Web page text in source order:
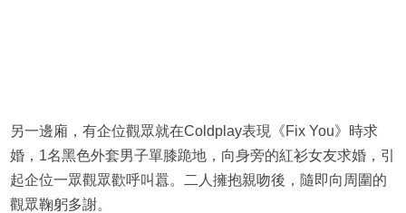
另一邊廂，有企位觀眾就在Coldplay表現《Fix You》時求
婚，1名黑色外套男子單膝跪地，向身旁的紅衫女友求婚，引
起企位一眾觀眾歡呼叫囂。二人擁抱親吻後，隨即向周圍的
觀眾鞠躬多謝。